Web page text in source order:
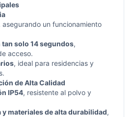
asegurando un funcionamiento
tan solo 14 segundos,
acceso.
, ideal para residencias y
de Alta Calidad
IP54, resistente al polvo y
materiales de alta durabilidad,